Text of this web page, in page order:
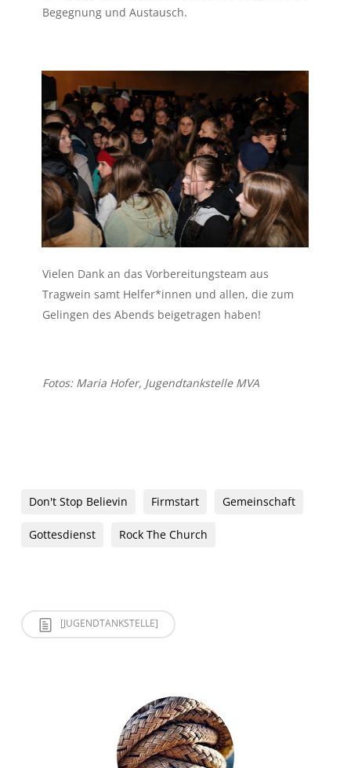
Begegnung und Austausch.
Vielen Dank an das Vorbereitungsteam aus
Tragwein samt Helfer*innen und allen, die zum
Gelingen des Abends beigetragen haben!
Fotos: Maria Hofer, Jugendtankstelle MVA
Don't Stop Believin Firmstart Gemeinschaft
Gottesdienst Rock The Church
[JUGENDTANKSTELLE]